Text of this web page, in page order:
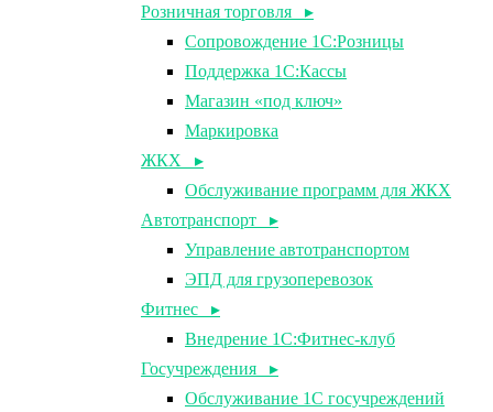
Розничная торговля ▸
Сопровождение 1С:Розницы
Поддержка 1С:Кассы
Магазин «под ключ»
Маркировка
ЖКХ ▸
Обслуживание программ для ЖКХ
Автотранспорт ▸
Управление автотранспортом
ЭПД для грузоперевозок
Фитнес ▸
Внедрение 1С:Фитнес-клуб
Госучреждения ▸
Обслуживание 1С госучреждений